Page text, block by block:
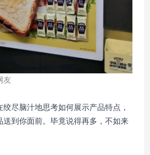
友
绞尽脑汁地思考如何展示产品特点，
送到你面前。毕竟说得再多，不如来